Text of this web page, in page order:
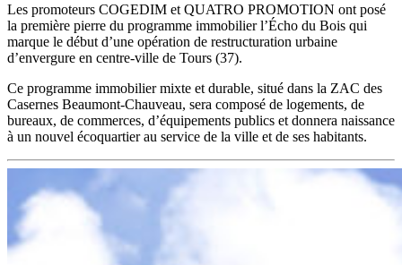
Les promoteurs COGEDIM et QUATRO PROMOTION ont posé
la première pierre du programme immobilier l’Écho du Bois qui
marque le début d’une opération de restructuration urbaine
d’envergure en centre-ville de Tours (37).
Ce programme immobilier mixte et durable, situé dans la ZAC des
Casernes Beaumont-Chauveau, sera composé de logements, de
bureaux, de commerces, d’équipements publics et donnera naissance
à un nouvel écoquartier au service de la ville et de ses habitants.